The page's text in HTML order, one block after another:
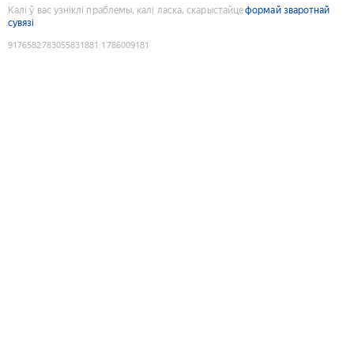
Калі ў вас узніклі праблемы, калі ласка, скарыстайцеформай зваротнай
сувязі
9176582783055831881 :1786009181